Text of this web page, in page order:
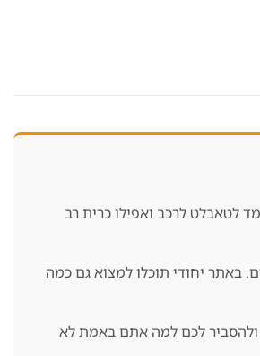
לטאבלט לרכב ואפילו כרית רב
באתר יחודי תוכלו למצוא גם כמה
ולהסביר לכם למה אתם באמת לא